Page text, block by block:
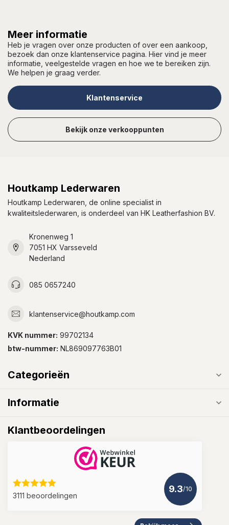
Meer informatie
Heb je vragen over onze producten of over een aankoop,
bezoek dan onze klantenservice pagina. Hier vind je meer
informatie, veelgestelde vragen en hoe we te bereiken zijn.
We helpen je graag verder.
Klantenservice
Bekijk onze verkooppunten
Houtkamp Lederwaren
Houtkamp Lederwaren, de online specialist in
kwaliteitslederwaren, is onderdeel van HK Leatherfashion BV.
Kronenweg 1
7051 HX Varsseveld
Nederland
085 0657240
klantenservice@houtkamp.com
KVK nummer: 99702134
btw-nummer: NL869097763B01
Categorieën
Informatie
Klantbeoordelingen
3111 beoordelingen
9.3/10